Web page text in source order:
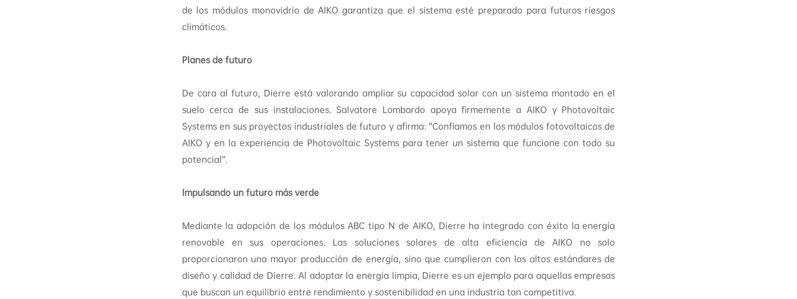
de los módulos monovidrio de AIKO garantiza que el sistema esté preparado para futuros riesgos
climáticos.
Planes de futuro
De cara al futuro, Dierre está valorando ampliar su capacidad solar con un sistema montado en el
suelo cerca de sus instalaciones. Salvatore Lombardo apoya firmemente a AIKO y Photovoltaic
Systems en sus proyectos industriales de futuro y afirma: “Confiamos en los módulos fotovoltaicos de
AIKO y en la experiencia de Photovoltaic Systems para tener un sistema que funcione con todo su
potencial”.
Impulsando un futuro más verde
Mediante la adopción de los módulos ABC tipo N de AIKO, Dierre ha integrado con éxito la energía
renovable en sus operaciones. Las soluciones solares de alta eficiencia de AIKO no solo
proporcionaron una mayor producción de energía, sino que cumplieron con los altos estándares de
diseño y calidad de Dierre. Al adoptar la energía limpia, Dierre es un ejemplo para aquellas empresas
que buscan un equilibrio entre rendimiento y sostenibilidad en una industria tan competitiva.